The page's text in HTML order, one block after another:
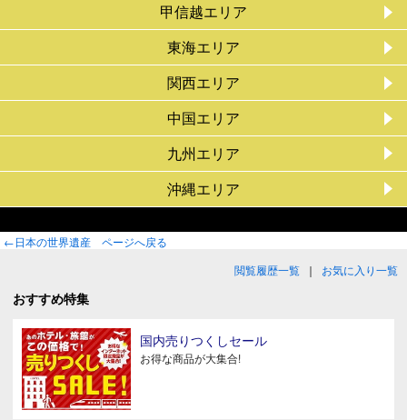
甲信越エリア
東海エリア
関西エリア
中国エリア
九州エリア
沖縄エリア
←日本の世界遺産 ページへ戻る
閲覧履歴一覧 ｜ お気に入り一覧
おすすめ特集
国内売りつくしセール
お得な商品が大集合!